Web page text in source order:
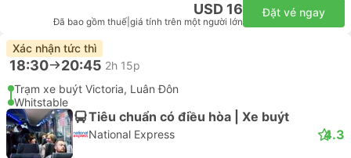
USD 16
Đã bao gồm thuế giá tính trên một người lớn
Đặt vé ngay
Xác nhận tức thì
18:30 20:45 2h 15p
Trạm xe buýt Victoria, Luân Đôn
Whitstable
Tiêu chuẩn có điều hòa | Xe buýt
National Express 4.3